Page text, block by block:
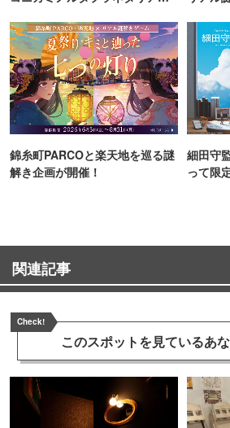
錦糸町PARCOと楽天地を巡る謎
解き企画が開催！
細田守
って限
関連記事
Check!
このスポットを見ているあ